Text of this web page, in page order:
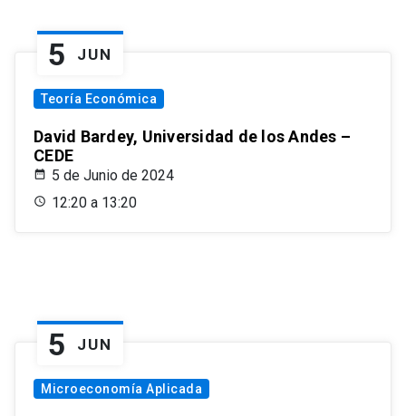
5 JUN
Teoría Económica
David Bardey, Universidad de los Andes –
CEDE
5 de Junio de 2024
12:20 a 13:20
5 JUN
Microeconomía Aplicada